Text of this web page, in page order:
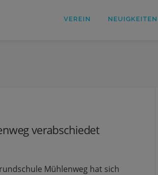
VEREIN NEUIGKEITEN
verabschiedet
Mühlenweg hat sich